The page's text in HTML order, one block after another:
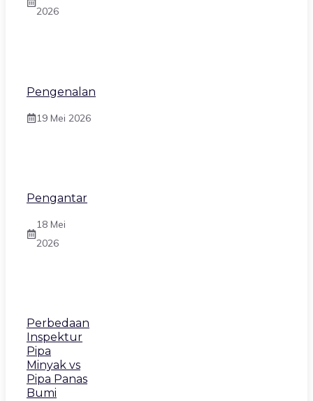
2026
Pengenalan
19 Mei 2026
Pengantar
18 Mei
2026
Perbedaan
Inspektur
Pipa
Minyak vs
Pipa Panas
Bumi